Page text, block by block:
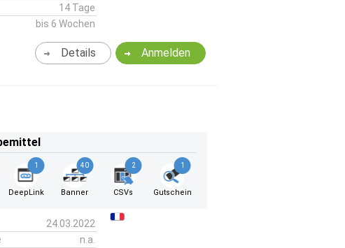
14 Tage
bis 6 Wochen
Anmelden
Details
1
DeepLink
40
Banner
2
CSVs
1
Gutschein
24.03.2022
n.a.